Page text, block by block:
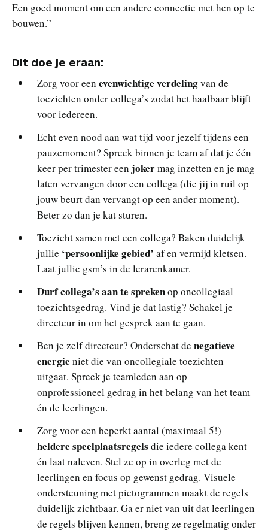
Een goed moment om een andere connectie met hen op te
bouwen.”
Dit doe je eraan:
Zorg voor een evenwichtige verdelingvan de
toezichten onder collega’s zodat het haalbaar blijft
voor iedereen.
Echt even nood aan wat tijd voor jezelf tijdens een
pauzemoment? Spreek binnen je team af dat je één
keer per trimester een jokermag inzetten en je mag
laten vervangen door een collega (die jij in ruil op
jouw beurt dan vervangt op een ander moment).
Beter zo dan je kat sturen.
Toezicht samen met een collega? Baken duidelijk
jullie ‘persoonlijke gebied’ af en vermijd kletsen.
Laat jullie gsm’s in de lerarenkamer.
Durf collega’s aan te sprekenop oncollegiaal
toezichtsgedrag. Vind je dat lastig? Schakel je
directeur in om het gesprek aan te gaan.
Ben je zelf directeur? Onderschat de negatieve
energie niet die van oncollegiale toezichten
uitgaat. Spreek je teamleden aan op
onprofessioneel gedrag in het belang van het team
én de leerlingen.
Zorg voor een beperkt aantal (maximaal 5!)
heldere speelplaatsregels die iedere collega kent
én laat naleven. Stel ze op in overleg met de
leerlingen en focus op gewenst gedrag. Visuele
ondersteuning met pictogrammen maakt de regels
duidelijk zichtbaar. Ga er niet van uit dat leerlingen
de regels blijven kennen, breng ze regelmatig onder